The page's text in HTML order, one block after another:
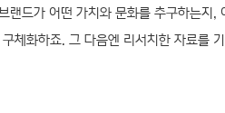
랜드가 어떤 가치와 문화를 추구하는지,
체화하죠. 그 다음엔 리서치한 자료를